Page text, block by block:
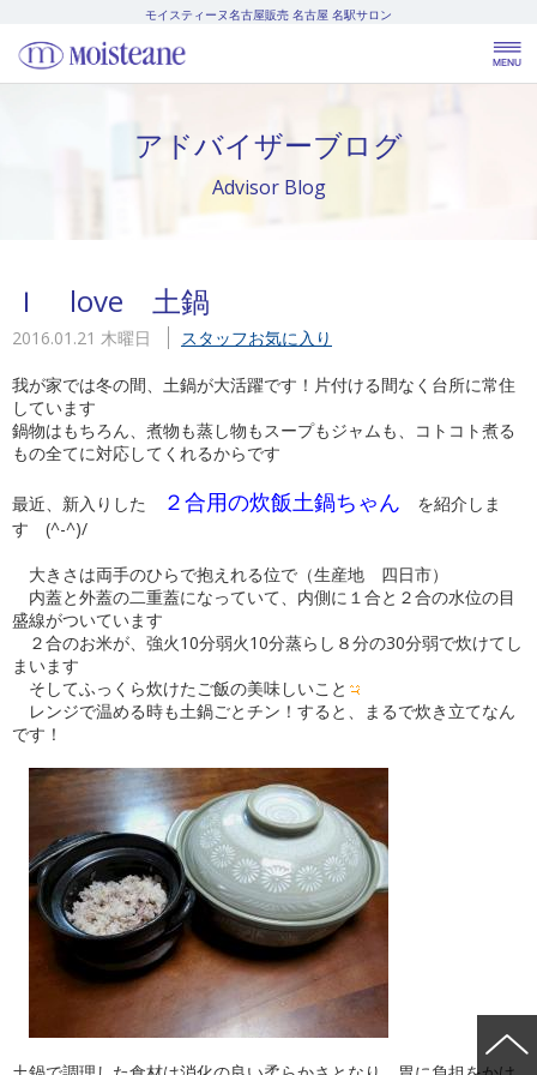
モイスティーヌ名古屋販売 名古屋 名駅サロン
アドバイザーブログ
Advisor Blog
Ｉ love 土鍋
2016.01.21 木曜日 スタッフお気に入り
我が家では冬の間、土鍋が大活躍です！片付ける間なく台所に常住
しています
鍋物はもちろん、煮物も蒸し物もスープもジャムも、コトコト煮る
もの全てに対応してくれるからです
最近、新入りした ２合用の炊飯土鍋ちゃん を紹介しま
す (^-^)/
大きさは両手のひらで抱えれる位で（生産地 四日市）
内蓋と外蓋の二重蓋になっていて、内側に１合と２合の水位の目
盛線がついています
２合のお米が、強火10分弱火10分蒸らし８分の30分弱で炊けてし
まいます
そしてふっくら炊けたご飯の美味しいこと
レンジで温める時も土鍋ごとチン！すると、まるで炊き立てなん
です！